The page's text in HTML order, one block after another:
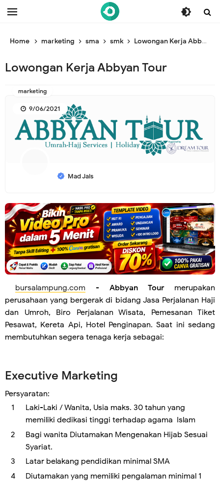
/* ganti br end */
Home marketing sma smk Lowongan Kerja Abbyan Tour
Lowongan Kerja Abbyan Tour
marketing
Mad Jais
9/06/2021
bursalampung.com - Abbyan Tourmerupakan
perusahaan yang bergerak di bidang Jasa Perjalanan Haji
dan Umroh, Biro Perjalanan Wisata, Pemesanan Tiket
Pesawat, Kereta Api, Hotel Penginapan. Saat ini sedang
membutuhkan segera tenaga kerja sebagai:
Executive Marketing
Persyaratan:
Laki-Laki / Wanita, Usia maks. 30 tahun yang
memiliki dedikasi tinggi terhadap agama Islam
Bagi wanita Diutamakan Mengenakan Hijab Sesuai
Syariat.
Latar belakang pendidikan minimal SMA
Diutamakan yang memiliki pengalaman minimal 1